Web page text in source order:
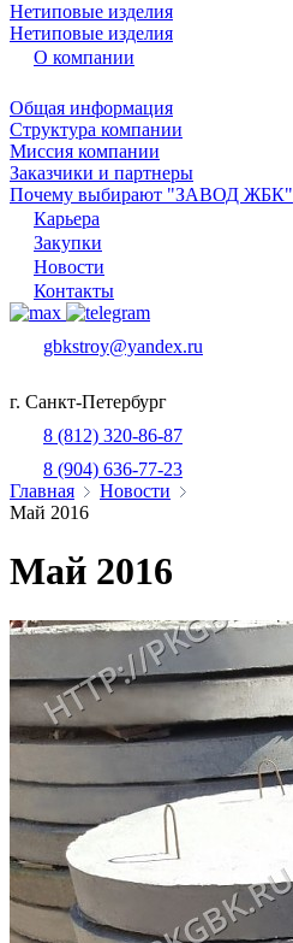
Нетиповые изделия
Нетиповые изделия
О компании
Общая информация
Структура компании
Миссия компании
Заказчики и партнеры
Почему выбирают "ЗАВОД ЖБК"
Карьера
Закупки
Новости
Контакты
gbkstroy@yandex.ru
г. Санкт-Петербург
8 (812) 320-86-87
8 (904) 636-77-23
Главная
Новости
Май 2016
Май 2016